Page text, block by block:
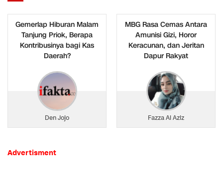
Gemerlap Hiburan Malam
Tanjung Priok, Berapa
Kontribusinya bagi Kas
Daerah?
Den Jojo
MBG Rasa Cemas Antara
Amunisi Gizi, Horor
Keracunan, dan Jeritan
Dapur Rakyat
Fazza Al Aziz
Advertisment